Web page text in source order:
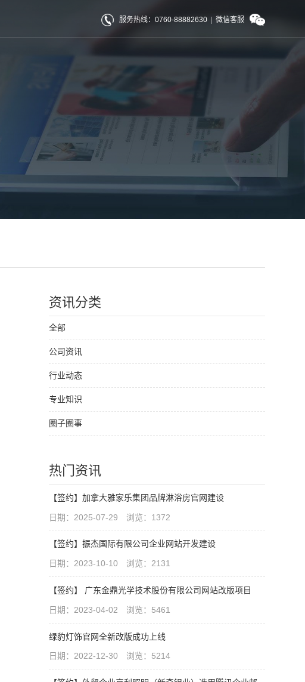
服务热线：0760-88882630 微信客服
资讯分类
全部
公司资讯
行业动态
专业知识
圈子圈事
热门资讯
【签约】加拿大雅家乐集团品牌淋浴房官网建设
日期：2025-07-29 浏览：1372
【签约】振杰国际有限公司企业网站开发建设
日期：2023-10-10 浏览：2131
【签约】 广东金鼎光学技术股份有限公司网站改版项目
日期：2023-04-02 浏览：5461
绿豹灯饰官网全新改版成功上线
日期：2022-12-30 浏览：5214